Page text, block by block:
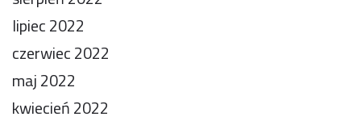
lipiec 2022
czerwiec 2022
maj 2022
kwiecień 2022